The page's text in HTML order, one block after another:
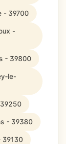
- 39700
-
- 39800
le-
- 39380
39130